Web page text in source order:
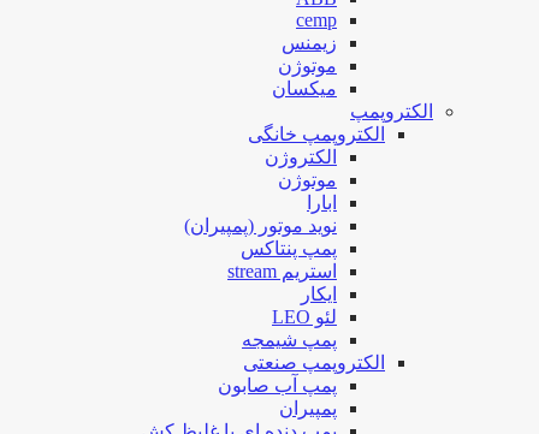
cemp
زیمنس
موتوژن
میکسان
الکتروپمپ
الکتروپمپ خانگی
الکتروژن
موتوژن
ابارا
نوید موتور (پمپیران)
پمپ پنتاکس
استریم stream
ایکار
لئو LEO
پمپ شیمجه
الکتروپمپ صنعتی
پمپ آب صابون
پمپیران